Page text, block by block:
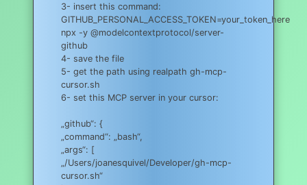
3- insert this command:
GITHUB_PERSONAL_ACCESS_TOKEN=your_token_here
npx -y @modelcontextprotocol/server-
github
4- save the file
5- get the path using realpath gh-mcp-
cursor.sh
6- set this MCP server in your cursor:
„github“: {
„command“: „bash“,
„args“: [
„/Users/joanesquivel/Developer/gh-mcp-
cursor.sh“